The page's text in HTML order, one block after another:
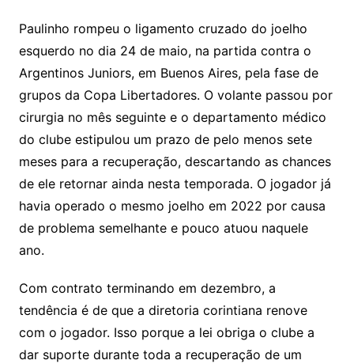
Paulinho rompeu o ligamento cruzado do joelho
esquerdo no dia 24 de maio, na partida contra o
Argentinos Juniors, em Buenos Aires, pela fase de
grupos da Copa Libertadores. O volante passou por
cirurgia no mês seguinte e o departamento médico
do clube estipulou um prazo de pelo menos sete
meses para a recuperação, descartando as chances
de ele retornar ainda nesta temporada. O jogador já
havia operado o mesmo joelho em 2022 por causa
de problema semelhante e pouco atuou naquele
ano.
Com contrato terminando em dezembro, a
tendência é de que a diretoria corintiana renove
com o jogador. Isso porque a lei obriga o clube a
dar suporte durante toda a recuperação de um